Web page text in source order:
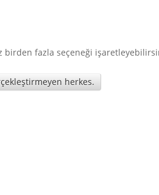
birden fazla seçeneği
herkes.